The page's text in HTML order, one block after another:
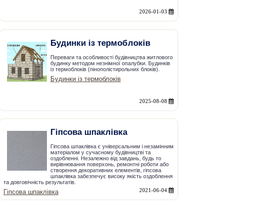
2026-01-03
Будинки із термоблоків
Переваги та особливості будівництва житлового
будинку методом незнімної опалубки. Будинків
із термоблоків (пінополістирольних блоків).
Будинки із термоблоків
2025-08-08
Гіпсова шпаклівка
Гіпсова шпаклівка є універсальним і незамінним
матеріалом у сучасному будівництві та
оздобленні. Незалежно від завдань, будь то
вирівнювання поверхонь, ремонтні роботи або
створення декоративних елементів, гіпсова
шпаклівка забезпечує високу якість оздоблення
та довговічність результатів.
Гіпсова шпаклівка 2021-06-04